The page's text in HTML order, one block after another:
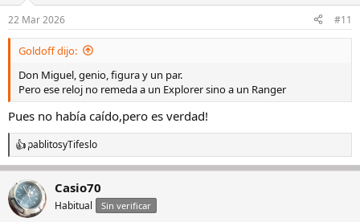
22 Mar 2026 #11
Goldoff dijo:
Don Miguel, genio, figura y un par.
Pero ese reloj no remeda a un Explorer sino a un Ranger
Pues no había caído,pero es verdad!
R
e
c
c
i
pablitosyTifeslo
Casio70
Habitual Sin verificar